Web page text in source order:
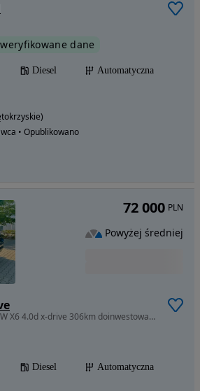
dane
Diesel
Automatyczna
• Opublikowano
2993 cm3 • 306 KM • BMW X6 4.0d x-drive 306km doinwestowane
Diesel
Automatyczna
72 000 PLN
Powyżej średniej